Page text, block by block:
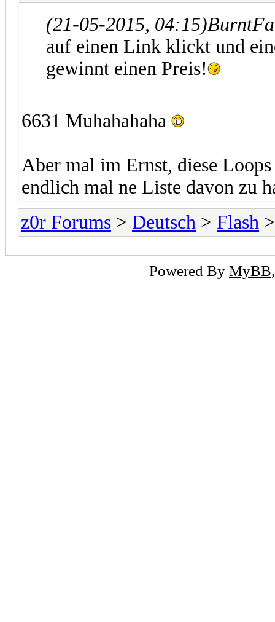
(21-05-2015, 04:15)
auf einen Link klickt und
gewinnt einen Preis!
6631 Muhahahaha
Aber mal im Ernst, diese
endlich mal ne Liste davon zu
z0r Forums > Deutsch > Flash
Powered By MyBB